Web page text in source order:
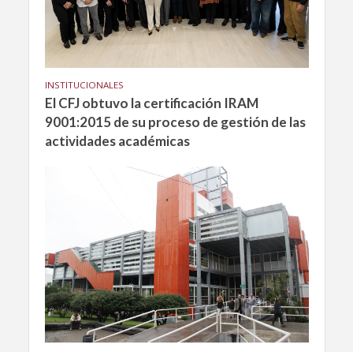
INSTITUCIONALES
El CFJ obtuvo la certificación IRAM
9001:2015 de su proceso de gestión de las
actividades académicas